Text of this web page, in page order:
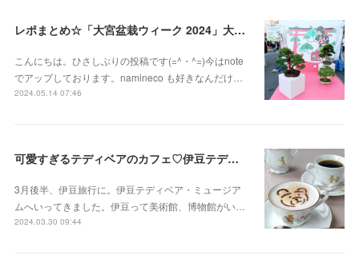
レポまとめ☆「大宮盆栽ウィーク 2024」大盆栽まつり、おおみや盆栽まつりにいってきた
こんにちは。ひさしぶりの投稿です(=^・^=)今はnote
でアップしております。namineco も好きなんだけ…
2024.05.14 07:46
可愛すぎるテディベアのカフェ♡伊豆テディベア・ミュージアム
3月後半、伊豆旅行に。伊豆テディベア・ミュージア
ムへいってきました。伊豆って美術館、博物館がい…
2024.03.30 09:44